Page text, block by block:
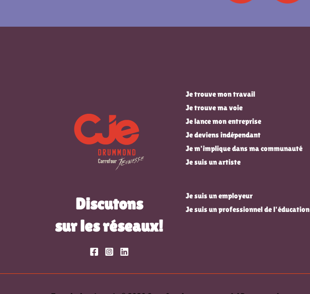
Discutons
sur les réseaux!
Je trouve mon travail
Je trouve ma voie
Je lance mon entreprise
Je deviens indépendant
Je m'implique dans ma communauté
Je suis un artiste
Je suis un employeur
Je suis un professionnel de l'éducation